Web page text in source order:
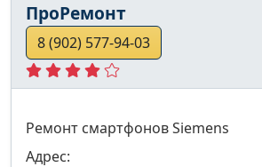
ПроРемонт
8 (902) 577-94-03
Ремонт смартфонов Siemens
Адрес: